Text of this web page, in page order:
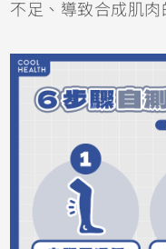
不足、導致合成肌肉